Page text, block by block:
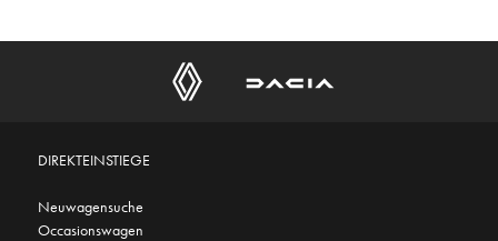
DIREKTEINSTIEGE
Neuwagensuche
Occasionswagen